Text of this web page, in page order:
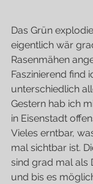
Das Grün
eigentlich wär
Rasenmähen
Faszinierend find
unterschiedlich
Gestern hab ich
in Eisenstadt
Vieles erntbar,
mal sichtbar ist.
sind grad mal als
und bis es